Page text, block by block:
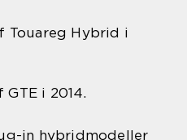
Touareg Hybrid i
i 2014.
in hybridmodeller